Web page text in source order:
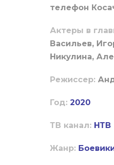
телефон
Актеры в
Васильев,
Никулина,
Режиссер:
Год: 2020
ТВ канал: НТВ
Жанр: